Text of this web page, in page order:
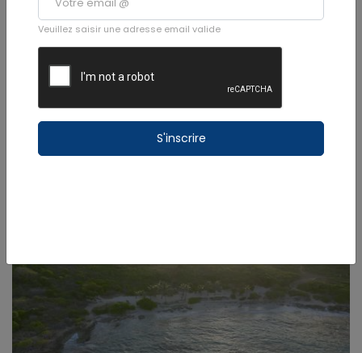
Veuillez saisir une adresse email valide
S'inscrire